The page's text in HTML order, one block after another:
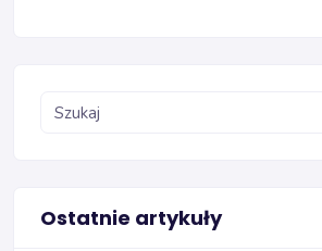
Ostatnie artykuły